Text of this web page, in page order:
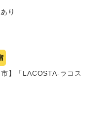
り
市】「LACOSTA-ラコス